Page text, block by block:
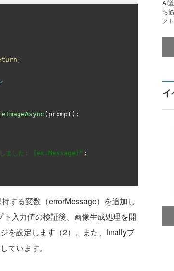
;
( prompt );
しました: {ex.Message}" ;
する変数（errorMessage）を追加し
入力値の検証後、画像生成処理を開
を設定します（2）。また、finallyブ
ています。
AI
ち
ク
イ